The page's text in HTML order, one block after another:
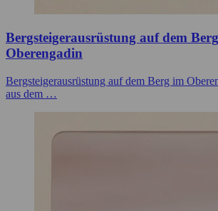
Bergsteigerausrüstung auf dem
Oberengadin
Bergsteigerausrüstung auf dem Berg im
aus dem …